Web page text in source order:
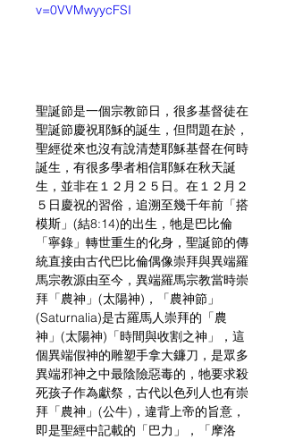
v=0VVMwyycFSI
聖誕節是一個宗教節日，很多基督徒在
聖誕節慶祝耶穌的誕生，但問題在於，
聖經從來也沒有說清楚耶穌基督在何時
誕生，有很多學者相信耶穌在秋天誕
生，並非在１２月２５日。在１２月２
５日慶祝的習俗，追溯至幾千年前「搭
模斯」(結8:14)的出生，牠是巴比倫
「寧錄」轉世重生的化身，聖誕節的傳
統直接由古代巴比倫偶像崇拜與異端羅
馬宗教源由至今，異端羅馬宗教當時崇
拜「農神」(太陽神)，「農神節」
(Saturnalia)是古羅馬人崇拜的「農
神」(太陽神)「時間與收割之神」，這
個異端假神的雕塑手拿大鐮刀，是眾多
異端邪神之中最陰險惡毒的，牠要求殺
死孩子作為獻祭，古代以色列人也有崇
拜「農神」(公牛)，違背上帝的旨意，
即是聖經中記載的「巴力」，「摩洛